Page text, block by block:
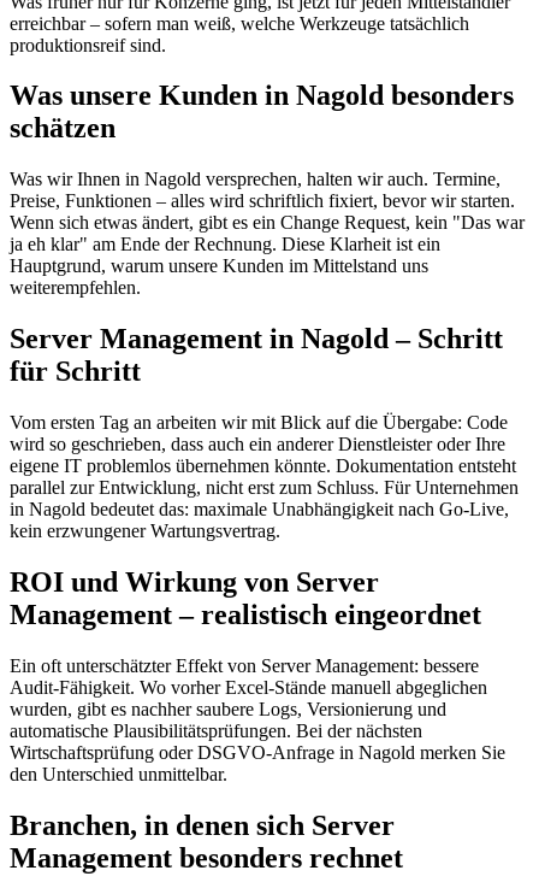
erreichbar – sofern man weiß, welche Werkzeuge tatsächlich
produktionsreif sind.
Was unsere Kunden in Nagold besonders
schätzen
Was wir Ihnen in Nagold versprechen, halten wir auch. Termine,
Preise, Funktionen – alles wird schriftlich fixiert, bevor wir starten.
Wenn sich etwas ändert, gibt es ein Change Request, kein "Das war
ja eh klar" am Ende der Rechnung. Diese Klarheit ist ein
Hauptgrund, warum unsere Kunden im Mittelstand uns
weiterempfehlen.
Server Management in Nagold – Schritt
für Schritt
Vom ersten Tag an arbeiten wir mit Blick auf die Übergabe: Code
wird so geschrieben, dass auch ein anderer Dienstleister oder Ihre
eigene IT problemlos übernehmen könnte. Dokumentation entsteht
parallel zur Entwicklung, nicht erst zum Schluss. Für Unternehmen
in Nagold bedeutet das: maximale Unabhängigkeit nach Go-Live,
kein erzwungener Wartungsvertrag.
ROI und Wirkung von Server
Management – realistisch eingeordnet
Ein oft unterschätzter Effekt von Server Management: bessere
Audit-Fähigkeit. Wo vorher Excel-Stände manuell abgeglichen
wurden, gibt es nachher saubere Logs, Versionierung und
automatische Plausibilitätsprüfungen. Bei der nächsten
Wirtschaftsprüfung oder DSGVO-Anfrage in Nagold merken Sie
den Unterschied unmittelbar.
Branchen, in denen sich Server
Management besonders rechnet